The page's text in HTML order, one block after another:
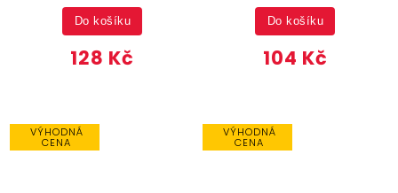
128 Kč
Do košíku
104 Kč
Do košíku
VÝHODNÁ
CENA
VÝHODNÁ
CENA